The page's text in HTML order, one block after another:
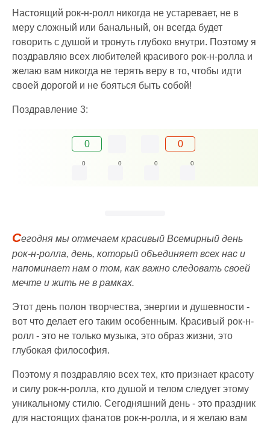
Настоящий рок-н-ролл никогда не устаревает, не в
меру сложный или банальный, он всегда будет
говорить с душой и тронуть глубоко внутри. Поэтому я
поздравляю всех любителей красивого рок-н-ролла и
желаю вам никогда не терять веру в то, чтобы идти
своей дорогой и не бояться быть собой!
Поздравление 3:
0 0
0 0 0 0
Сегодня мы отмечаем красивый Всемирный день
рок-н-ролла, день, который объединяет всех нас и
напоминает нам о том, как важно следовать своей
мечте и жить не в рамках.
Этот день полон творчества, энергии и душевности -
вот что делает его таким особенным. Красивый рок-н-
ролл - это не только музыка, это образ жизни, это
глубокая философия.
Поэтому я поздравляю всех тех, кто признает красоту
и силу рок-н-ролла, кто душой и телом следует этому
уникальному стилю. Сегодняшний день - это праздник
для настоящих фанатов рок-н-ролла, и я желаю вам